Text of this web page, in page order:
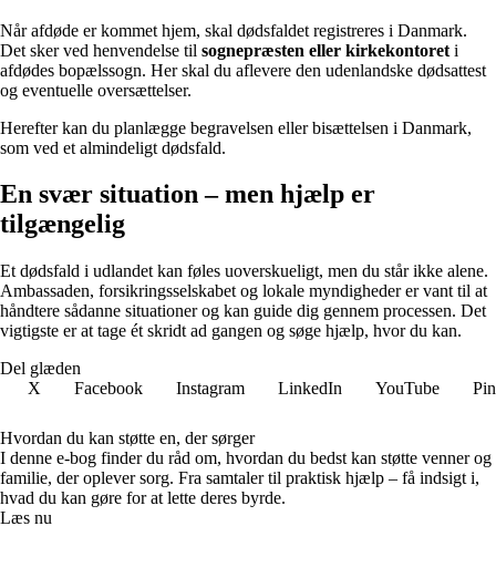
Når afdøde er kommet hjem, skal dødsfaldet registreres i Danmark.
Det sker ved henvendelse til sognepræsten eller kirkekontoret i
afdødes bopælssogn. Her skal du aflevere den udenlandske dødsattest
og eventuelle oversættelser.
Herefter kan du planlægge begravelsen eller bisættelsen i Danmark,
som ved et almindeligt dødsfald.
En svær situation – men hjælp er
tilgængelig
Et dødsfald i udlandet kan føles uoverskueligt, men du står ikke alene.
Ambassaden, forsikringsselskabet og lokale myndigheder er vant til at
håndtere sådanne situationer og kan guide dig gennem processen. Det
vigtigste er at tage ét skridt ad gangen og søge hjælp, hvor du kan.
Del glæden
X
Facebook Instagram LinkedIn YouTube
Hvordan du kan støtte en, der sørger
I denne e-bog finder du råd om, hvordan du bedst kan støtte venner og
familie, der oplever sorg. Fra samtaler til praktisk hjælp – få indsigt i,
hvad du kan gøre for at lette deres byrde.
Læs nu